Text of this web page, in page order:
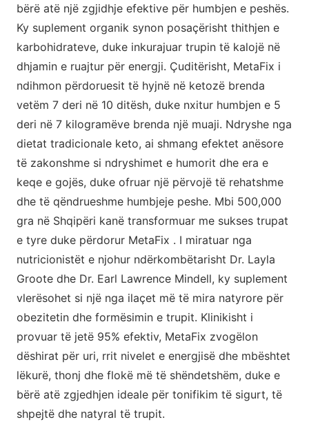
bërë atë një zgjidhje efektive për humbjen e peshës.
Ky suplement organik synon posaçërisht thithjen e
karbohidrateve, duke inkurajuar trupin të kalojë në
dhjamin e ruajtur për energji. Çuditërisht, MetaFix i
ndihmon përdoruesit të hyjnë në ketozë brenda
vetëm 7 deri në 10 ditësh, duke nxitur humbjen e 5
deri në 7 kilogramëve brenda një muaji. Ndryshe nga
dietat tradicionale keto, ai shmang efektet anësore
të zakonshme si ndryshimet e humorit dhe era e
keqe e gojës, duke ofruar një përvojë të rehatshme
dhe të qëndrueshme humbjeje peshe. Mbi 500,000
gra në Shqipëri kanë transformuar me sukses trupat
e tyre duke përdorur MetaFix . I miratuar nga
nutricionistët e njohur ndërkombëtarisht Dr. Layla
Groote dhe Dr. Earl Lawrence Mindell, ky suplement
vlerësohet si një nga ilaçet më të mira natyrore për
obezitetin dhe formësimin e trupit. Klinikisht i
provuar të jetë 95% efektiv, MetaFix zvogëlon
dëshirat për uri, rrit nivelet e energjisë dhe mbështet
lëkurë, thonj dhe flokë më të shëndetshëm, duke e
bërë atë zgjedhjen ideale për tonifikim të sigurt, të
shpejtë dhe natyral të trupit.